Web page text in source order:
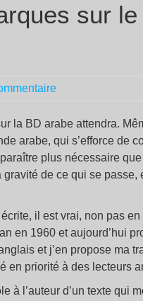
sur
la BD arabe attendra.
arabe, qui s’efforce de
plus nécessaire
de ce qui se passe,
il est vrai, non pas
en 1960 et aujourd’hui
et j’en propose ma
en priorité à des lecteurs
l’auteur d’un texte qui